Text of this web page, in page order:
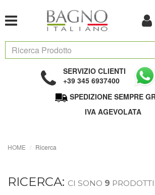
SERVIZIO CLIENTI
+39 345 6937400
SPEDIZIONE SEMPRE
IVA AGEVOLATA
HOME Ricerca
RICERCA: CI SONO 9 PRODOTTI